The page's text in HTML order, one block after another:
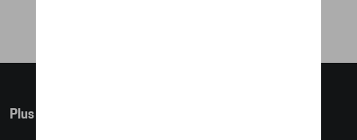
Plus d'informations